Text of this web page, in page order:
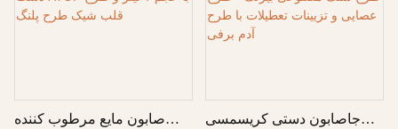
جلوه‌ای شیک می‌بخشد.
صابون مایع مرطوب کننده
جاصابون دستی کریسمسی